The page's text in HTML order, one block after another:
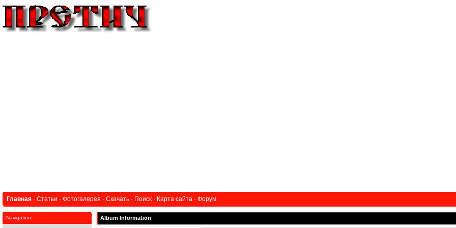
Главная · Статьи · Фотогалерея · Скачать · Поиск · Карта сайта · Форум
Navigation Album Information